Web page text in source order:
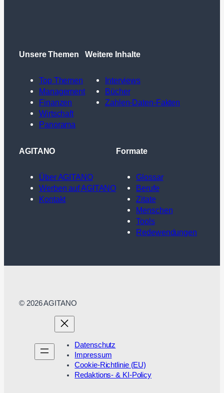
Unsere Themen
Top Themen
Management
Finanzen
Wirtschaft
Panorama
Weitere Inhalte
Interviews
Bücher
Zahlen-Daten-Fakten
AGITANO
Über AGITANO
Werben auf AGITANO
Kontakt
Formate
Glossar
Berufe
Zitate
Menschen
Tools
Redewendungen
© 2026 AGITANO
Datenschutz
Impressum
Cookie-Richtlinie (EU)
Redaktions- & KI-Policy